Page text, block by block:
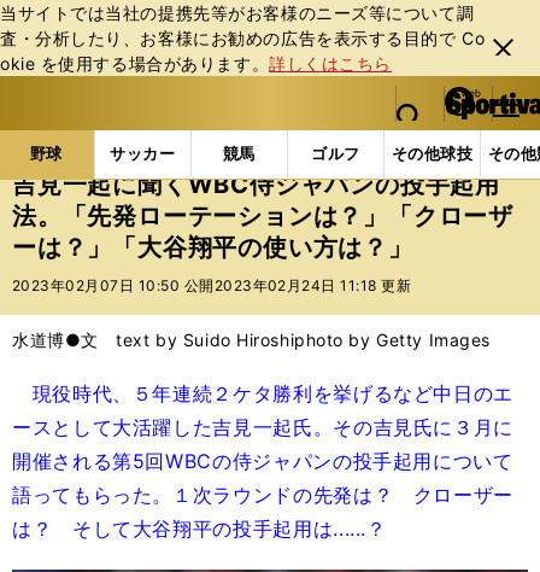
当サイトでは当社の提携先等がお客様のニーズ等について調
査・分析したり、お客様にお勧めの広告を表⽰する⽬的で Co
okie を使⽤する場合があります。詳しくはこちら
閉じ
る
web Sportiva (webスポルティーバ)
検索
マイペ
ー
ジ
メニュ
野球 サッカー 競馬 ゴルフ その他球技 その
b
ス
ポ
ル
テ
ー
バ
野球の記事一覧 プロ野球 吉見一起に聞くWBC侍ジ
吉見一起に聞くWBC侍ジャパンの投手起用
法。「先発ローテーションは？」「クローザ
ーは？」「大谷翔平の使い方は？」
2023年02月07日 10:50 公開 2023年02月24日 11:18 更新
水道博●文 text by Suido Hiroshiphoto by Getty Images
現役時代、５年連続２ケタ勝利を挙げるなど中日のエ
ースとして大活躍した吉見一起氏。その吉見氏に３月に
開催される第5回WBCの侍ジャパンの投手起用について
語ってもらった。１次ラウンドの先発は？ クローザー
は？ そして大谷翔平の投手起用は......？